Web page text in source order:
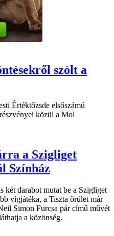
szólt a
Értéktőzsde elsőszámú
közül a Mol
a Szigliget
Színház
két darabot mutat be a Szigliget
vígjátéka, a Tiszta őrület már
Simon Furcsa pár című művét
a közönség.